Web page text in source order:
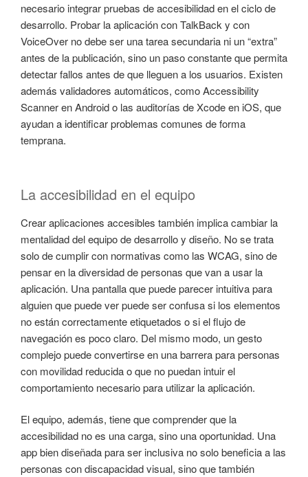
necesario integrar pruebas de accesibilidad en el ciclo de
desarrollo. Probar la aplicación con TalkBack y con
VoiceOver no debe ser una tarea secundaria ni un “extra”
antes de la publicación, sino un paso constante que permita
detectar fallos antes de que lleguen a los usuarios. Existen
además validadores automáticos, como Accessibility
Scanner en Android o las auditorías de Xcode en iOS, que
ayudan a identificar problemas comunes de forma
temprana.
La accesibilidad en el equipo
Crear aplicaciones accesibles también implica cambiar la
mentalidad del equipo de desarrollo y diseño. No se trata
solo de cumplir con normativas como las WCAG, sino de
pensar en la diversidad de personas que van a usar la
aplicación. Una pantalla que puede parecer intuitiva para
alguien que puede ver puede ser confusa si los elementos
no están correctamente etiquetados o si el flujo de
navegación es poco claro. Del mismo modo, un gesto
complejo puede convertirse en una barrera para personas
con movilidad reducida o que no puedan intuir el
comportamiento necesario para utilizar la aplicación.
El equipo, además, tiene que comprender que la
accesibilidad no es una carga, sino una oportunidad. Una
app bien diseñada para ser inclusiva no solo beneficia a las
personas con discapacidad visual, sino que también